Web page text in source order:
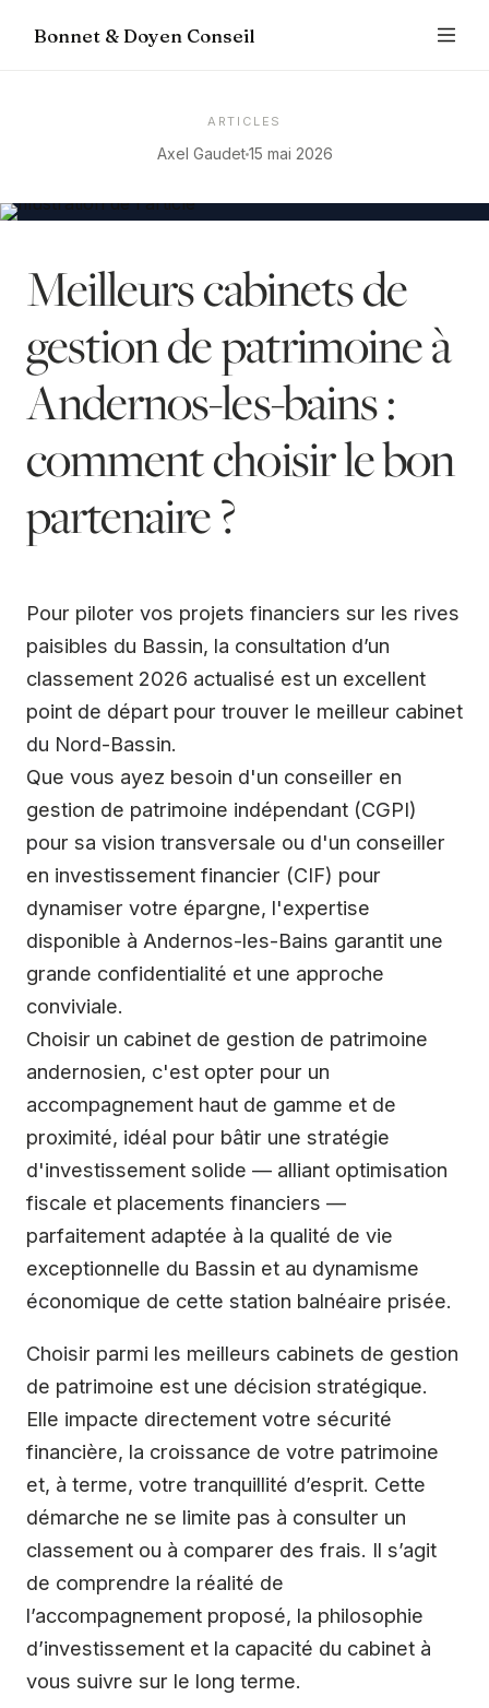
Bonnet & Doyen Conseil
ARTICLES
Axel Gaudet15 mai 2026
Meilleurs cabinets de
gestion de patrimoine à
Andernos-les-bains :
comment choisir le bon
partenaire ?
Pour piloter vos projets financiers sur les rives
paisibles du Bassin, la consultation d’un
classement 2026 actualisé est un excellent
point de départ pour trouver le meilleur cabinet
du Nord-Bassin.
Que vous ayez besoin d'un conseiller en
gestion de patrimoine indépendant (CGPI)
pour sa vision transversale ou d'un conseiller
en investissement financier (CIF) pour
dynamiser votre épargne, l'expertise
disponible à Andernos-les-Bains garantit une
grande confidentialité et une approche
conviviale.
Choisir un cabinet de gestion de patrimoine
andernosien, c'est opter pour un
accompagnement haut de gamme et de
proximité, idéal pour bâtir une stratégie
d'investissement solide — alliant optimisation
fiscale et placements financiers —
parfaitement adaptée à la qualité de vie
exceptionnelle du Bassin et au dynamisme
économique de cette station balnéaire prisée.
Choisir parmi les meilleurs cabinets de gestion
de patrimoine est une décision stratégique.
Elle impacte directement votre sécurité
financière, la croissance de votre patrimoine
et, à terme, votre tranquillité d’esprit. Cette
démarche ne se limite pas à consulter un
classement ou à comparer des frais. Il s’agit
de comprendre la réalité de
l’accompagnement proposé, la philosophie
d’investissement et la capacité du cabinet à
vous suivre sur le long terme.